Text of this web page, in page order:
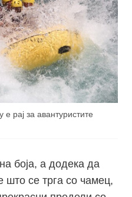
рај за авантуристите
боја, а додека да
што се трга со чамец,